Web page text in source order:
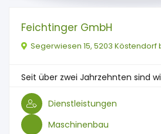
Feichtinger GmbH
Segerwiesen 15, 5203 Köstendorf
Seit über zwei Jahrzehnten sind
Dienstleistungen
Maschinenbau